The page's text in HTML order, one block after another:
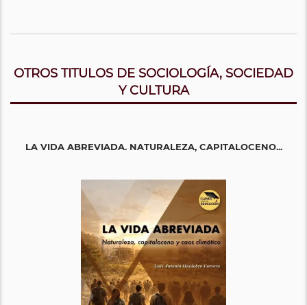
OTROS TITULOS DE SOCIOLOGÍA, SOCIEDAD
Y CULTURA
LA VIDA ABREVIADA. NATURALEZA, CAPITALOCENO...